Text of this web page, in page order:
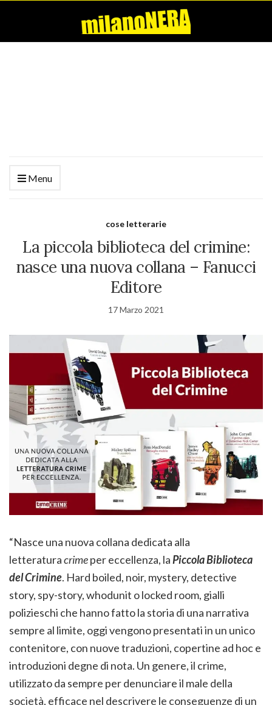
Menu
cose letterarie
La piccola biblioteca del crimine:
nasce una nuova collana – Fanucci
Editore
17 Marzo 2021
“Nasce una nuova collana dedicata alla
letteraturacrimeper eccellenza, laPiccola Biblioteca
del Crimine. Hard boiled, noir, mystery, detective
story, spy-story, whodunit o locked room, gialli
polizieschi che hanno fatto la storia di una narrativa
sempre al limite, oggi vengono presentati in un unico
contenitore, con nuove traduzioni, copertine ad hoc e
introduzioni degne di nota. Un genere, il crime,
utilizzato da sempre per denunciare il male della
società, efficace nel descrivere le conseguenze di un